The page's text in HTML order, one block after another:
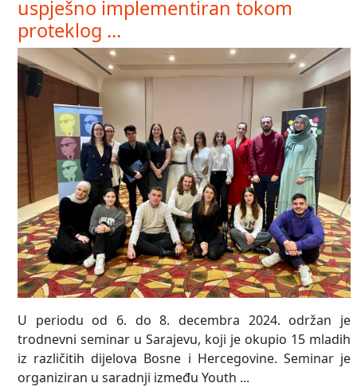
uspješno implementiran tokom
proteklog ...
U periodu od 6. do 8. decembra 2024. održan je
trodnevni seminar u Sarajevu, koji je okupio 15 mladih
iz različitih dijelova Bosne i Hercegovine. Seminar je
organiziran u saradnji između Youth ...